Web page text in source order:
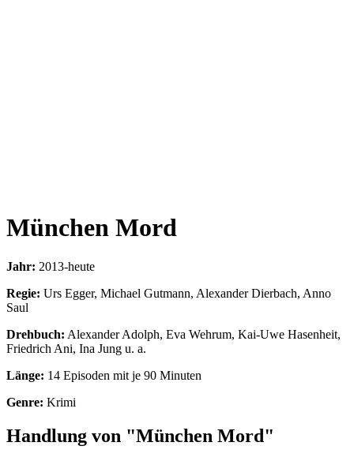
München Mord
Jahr: 2013-heute
Regie: Urs Egger, Michael Gutmann, Alexander Dierbach, Anno
Saul
Drehbuch: Alexander Adolph, Eva Wehrum, Kai-Uwe Hasenheit,
Friedrich Ani, Ina Jung u. a.
Länge: 14 Episoden mit je 90 Minuten
Genre: Krimi
Handlung von "München Mord"